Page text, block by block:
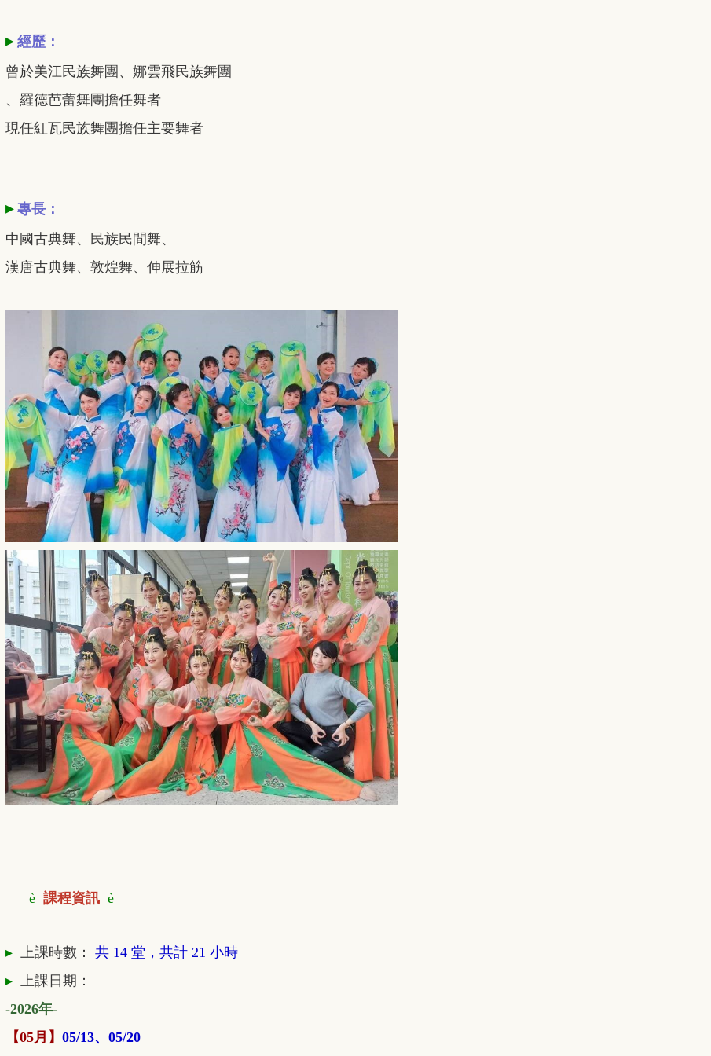
▸ 經歷：
曾於美江民族舞團、娜雲飛民族舞團
、羅德芭蕾舞團擔任舞者
現任紅瓦民族舞團擔任主要舞者
▸ 專長：
中國古典舞、民族民間舞、
漢唐古典舞、敦煌舞、伸展拉筋
è 課程資訊 è
▸ 上課時數： 共 14 堂，共計 21 小時
▸ 上課日期：
-2026年-
【05月】 05/13、05/20